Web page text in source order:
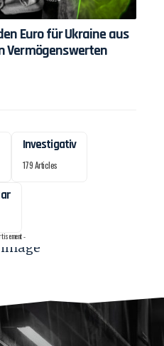
Euro für Ukraine aus
Vermögenswerten
Investigativ
179 Articles
-